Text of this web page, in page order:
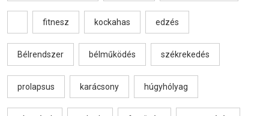
fitnesz kockahas edzés
Bélrendszer bélműködés székrekedés
prolapsus karácsony húgyhólyag